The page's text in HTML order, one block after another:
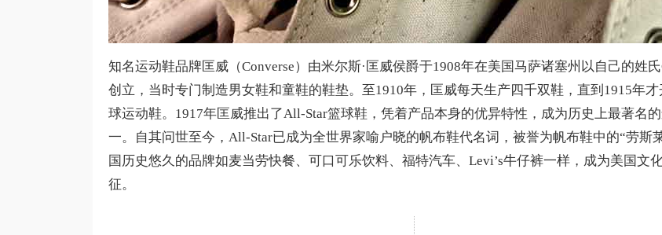
知名运动鞋品牌匡威（Converse）由米尔斯·匡威侯爵于1908年在美国马萨诸塞州以自己的姓氏
创立，当时专门制造男女鞋和童鞋的鞋垫。至1910年，匡威每天生产四千双鞋，直到1915年才
球运动鞋。1917年匡威推出了All-Star篮球鞋，凭着产品本身的优异特性，成为历史上最著名
一。自其问世至今，All-Star已成为全世界家喻户晓的帆布鞋代名词，被誉为帆布鞋中的“劳斯
国历史悠久的品牌如麦当劳快餐、可口可乐饮料、福特汽车、Levi’s牛仔裤一样，成为美国文
征。